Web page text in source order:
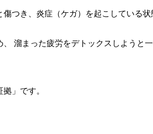
つき、炎症（ケガ）を起こしている
溜まった疲労をデトックスしようと
」です。